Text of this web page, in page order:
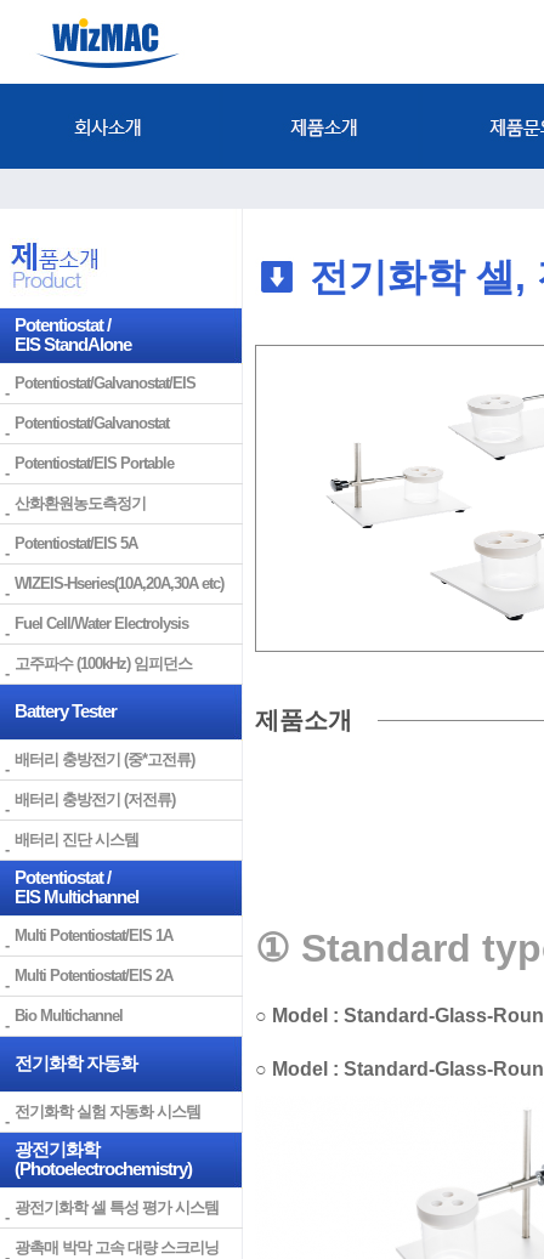
Potentiostat /
EIS StandAlone
Potentiostat/Galvanostat/EIS
Potentiostat/Galvanostat
Potentiostat/EIS Portable
산화환원농도측정기
Potentiostat/EIS 5A
WIZEIS-Hseries(10A,20A,30A etc)
Fuel Cell/Water Electrolysis
고주파수 (100kHz) 임피던스
Battery Tester
배터리 충방전기 (중*고전류)
배터리 충방전기 (저전류)
배터리 진단 시스템
Potentiostat /
EIS Multichannel
Multi Potentiostat/EIS 1A
Multi Potentiostat/EIS 2A
Bio Multichannel
전기화학 자동화
전기화학 실험 자동화 시스템
광전기화학
(Photoelectrochemistry)
광전기화학 셀 특성 평가 시스템
광촉매 박막 고속 대량 스크리닝
전기화학 셀,
제품소개
① Standard
○ Model : Standard-Glass-
○ Model : Standard-Glass-